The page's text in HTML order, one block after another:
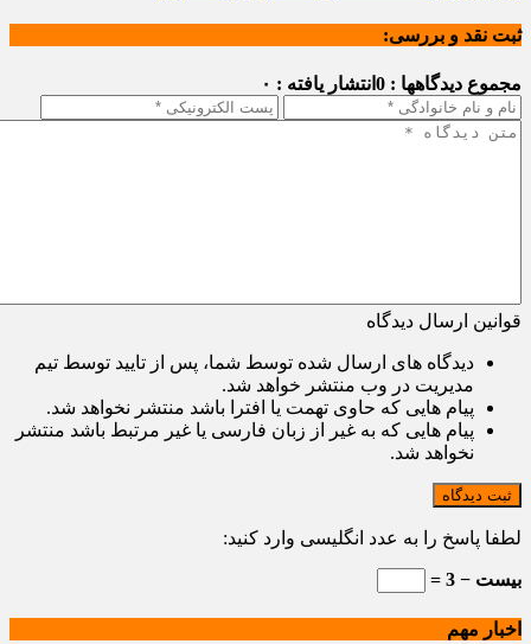
ثبت نقد و بررسی:
مجموع دیدگاهها : 0 انتشار یافته : ۰
قوانین ارسال دیدگاه
دیدگاه های ارسال شده توسط شما، پس از تایید توسط تیم
مدیریت در وب منتشر خواهد شد.
پیام هایی که حاوی تهمت یا افترا باشد منتشر نخواهد شد.
پیام هایی که به غیر از زبان فارسی یا غیر مرتبط باشد منتشر
نخواهد شد.
ثبت دیدگاه
لطفا پاسخ را به عدد انگلیسی وارد کنید:
بیست − 3 =
اخبار مهم